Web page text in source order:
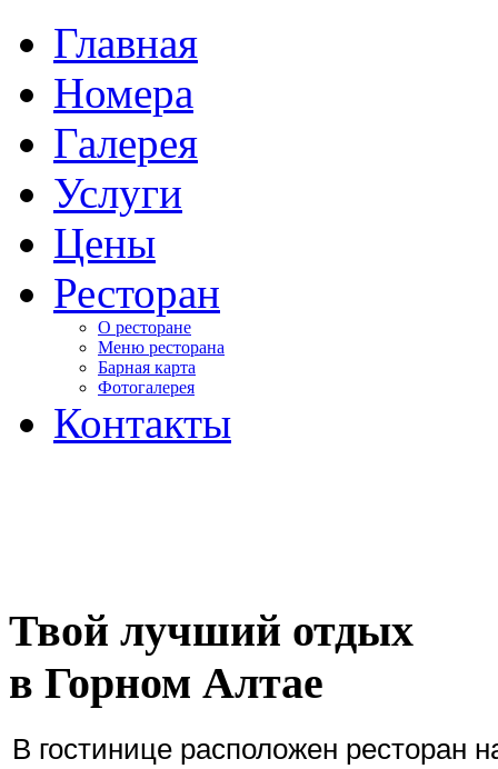
Главная
Номера
Галерея
Услуги
Цены
Ресторан
О ресторане
Меню ресторана
Барная карта
Фотогалерея
Контакты
Твой лучший отдых
в Горном Алтае
В гостинице расположен ресторан